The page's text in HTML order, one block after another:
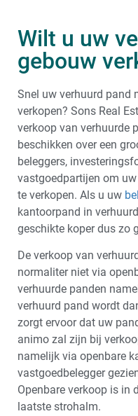
Wilt u uw
gebouw
Snel uw verhuurd pand
verkopen? Sons Real
verkoop van verhuurde
beschikken over een
beleggers,
vastgoedpartijen om
te verkopen. Als u uw
kantoorpand in
geschikte koper dus zo
De verkoop van
normaliter niet via
verhuurde panden
verhuurd pand wordt
zorgt ervoor dat uw
animo zal zijn bij
namelijk via openbare
vastgoedbelegger
Openbare verkoop is in
laatste strohalm.